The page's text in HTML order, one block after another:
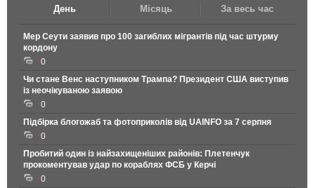
День Місяць За весь час
Мер Сеути заявив про 100 загиблих мігрантів під час штурму
кордону
0
Чи стане Венс наступником Трампа? Президент США виступив
із неочікуваною заявою
0
Підбірка блогожаб та фотоприколів від UAINFO за 7 серпня
0
Пробитий один із найзахищеніших районів: Плетенчук
прокоментував удар по кораблях ФСБ у Керчі
0